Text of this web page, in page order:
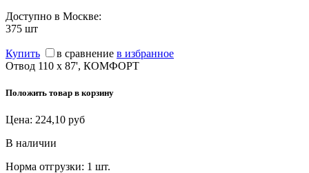
Доступно в Москве:
375 шт
Купить в сравнение в избранное
Отвод 110 х 87', КОМФОРТ
Положить товар в корзину
Цена: 224,10 руб
В наличии
Норма отгрузки: 1 шт.